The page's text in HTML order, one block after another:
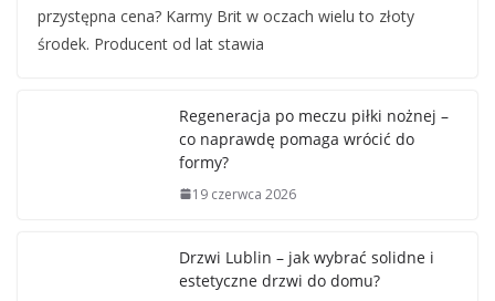
przystępna cena? Karmy Brit w oczach wielu to złoty
środek. Producent od lat stawia
Regeneracja po meczu piłki nożnej –
co naprawdę pomaga wrócić do
formy?
19 czerwca 2026
Drzwi Lublin – jak wybrać solidne i
estetyczne drzwi do domu?